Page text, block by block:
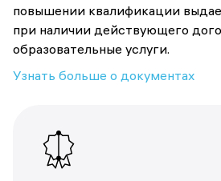
повышении квалификации
при наличии действующего
образовательные услуги.
Узнать больше о документах